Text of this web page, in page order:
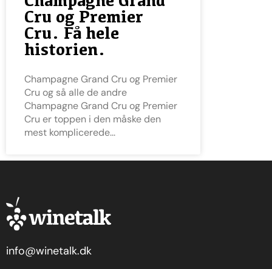
Cru og Premier
Cru. Få hele
historien.
Champagne Grand Cru og Premier
Cru og så alle de andre
Champagne Grand Cru og Premier
Cru er toppen i den måske den
mest komplicerede
info@winetalk.dk